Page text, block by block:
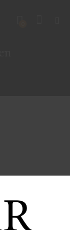
Malt Whisky